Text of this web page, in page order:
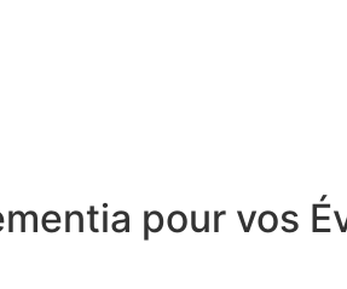
pour vos